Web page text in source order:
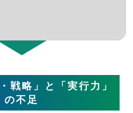
戦略」と「実行力」
の不足